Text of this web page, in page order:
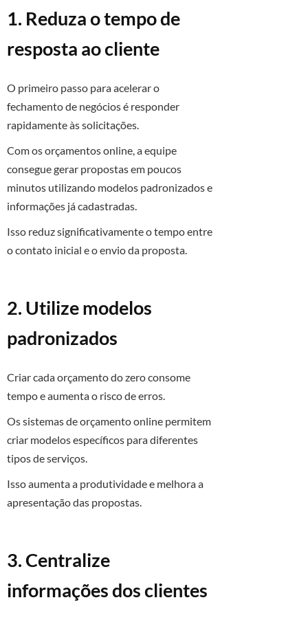
1. Reduza o tempo de
resposta ao cliente
O primeiro passo para acelerar o
fechamento de negócios é responder
rapidamente às solicitações.
Com os orçamentos online, a equipe
consegue gerar propostas em poucos
minutos utilizando modelos padronizados e
informações já cadastradas.
Isso reduz significativamente o tempo entre
o contato inicial e o envio da proposta.
2. Utilize modelos
padronizados
Criar cada orçamento do zero consome
tempo e aumenta o risco de erros.
Os sistemas de orçamento online permitem
criar modelos específicos para diferentes
tipos de serviços.
Isso aumenta a produtividade e melhora a
apresentação das propostas.
3. Centralize
informações dos clientes